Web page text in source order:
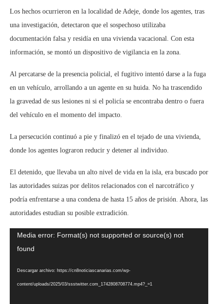
Los hechos ocurrieron en la localidad de Adeje, donde los agentes, tras
una investigación, detectaron que el sospechoso utilizaba
documentación falsa y residía en una vivienda vacacional. Con esta
información, se montó un dispositivo de vigilancia en la zona.
Al percatarse de la presencia policial, el fugitivo intentó darse a la fuga
en un vehículo, arrollando a un agente en su huida. No ha trascendido
la gravedad de sus lesiones ni si el policía se encontraba dentro o fuera
del vehículo en el momento del impacto.
La persecución continuó a pie y finalizó en el tejado de una vivienda,
donde los agentes lograron reducir y detener al individuo.
El detenido, que llevaba un alto nivel de vida en la isla, era buscado por
las autoridades suizas por delitos relacionados con el narcotráfico y
podría enfrentarse a una condena de hasta 15 años de prisión. Ahora, las
autoridades estudian su posible extradición.
Reproductor
Media error: Format(s) not supported or source(s) not
found
Descargar archivo: https://cn8noticiascanarias.com/wp-
content/uploads/2025/03/ssstwitter.com_1742808708774.mp4?_=1